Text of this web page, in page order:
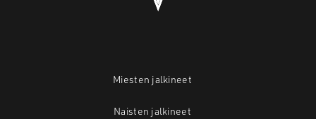
Miesten jalkineet
Naisten jalkineet